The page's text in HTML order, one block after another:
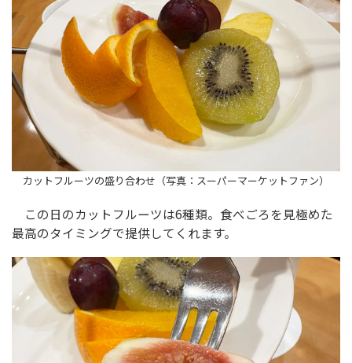
カットフルーツの盛り合わせ（写真：スーパーマーケットファン）
この日のカットフルーツは6種類。食べごろを見極めた
最高のタイミングで提供してくれます。